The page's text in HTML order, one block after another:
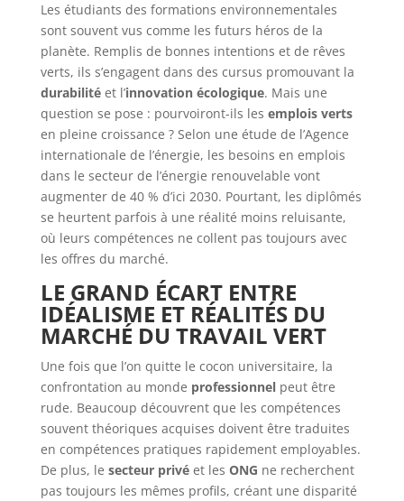
Les étudiants des formations environnementales
sont souvent vus comme les futurs héros de la
planète. Remplis de bonnes intentions et de rêves
verts, ils s’engagent dans des cursus promouvant la
durabilitéet l’innovation écologique. Mais une
question se pose : pourvoiront-ils les emplois verts
en pleine croissance ? Selon une étude de l’Agence
internationale de l’énergie, les besoins en emplois
dans le secteur de l’énergie renouvelable vont
augmenter de 40 % d’ici 2030. Pourtant, les diplômés
se heurtent parfois à une réalité moins reluisante,
où leurs compétences ne collent pas toujours avec
les offres du marché.
LE GRAND ÉCART ENTRE
IDÉALISME ET RÉALITÉS DU
MARCHÉ DU TRAVAIL VERT
Une fois que l’on quitte le cocon universitaire, la
confrontation au monde professionnelpeut être
rude. Beaucoup découvrent que les compétences
souvent théoriques acquises doivent être traduites
en compétences pratiques rapidement employables.
De plus, le secteur privéet les ONG ne recherchent
pas toujours les mêmes profils, créant une disparité